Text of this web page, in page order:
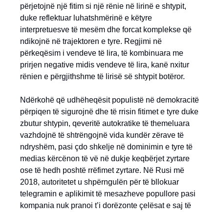
përjetojnë një fitim si një rënie në lirinë e shtypit,
duke reflektuar luhatshmërinë e këtyre
interpretuesve të mesëm dhe forcat komplekse që
ndikojnë në trajektoren e tyre. Regjimi në
përkeqësim i vendeve të lira, të kombinuara me
prirjen negative midis vendeve të lira, kanë nxitur
rënien e përgjithshme të lirisë së shtypit botëror.
Ndërkohë që udhëheqësit populistë në demokracitë
përpiqen të sigurojnë dhe të rrisin fitimet e tyre duke
zbutur shtypin, qeveritë autokratike të themeluara
vazhdojnë të shtrëngojnë vida kundër zërave të
ndryshëm, pasi çdo shkelje në dominimin e tyre të
medias kërcënon të vë në dukje keqbërjet zyrtare
ose të hedh poshtë rrëfimet zyrtare. Në Rusi më
2018, autoritetet u shpërngulën për të bllokuar
telegramin e aplikimit të mesazheve popullore pasi
kompania nuk pranoi t’i dorëzonte çelësat e saj të